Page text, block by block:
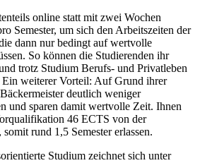
online statt mit zwei Wochen
Semester, um sich den Arbeitszeiten der
dann nur bedingt auf wertvolle
So können die Studierenden ihr
trotz Studium Berufs- und Privatleben
Ein weiterer Vorteil: Auf Grund ihrer
deutlich weniger
und sparen damit wertvolle Zeit. Ihnen
46 ECTS von der
rund 1,5 Semester erlassen.
Studium zeichnet sich unter